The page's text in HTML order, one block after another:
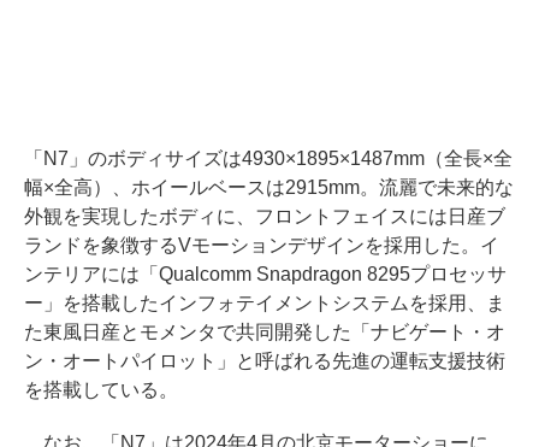
「N7」のボディサイズは4930×1895×1487mm（全長×全
幅×全高）、ホイールベースは2915mm。流麗で未来的な
外観を実現したボディに、フロントフェイスには日産ブ
ランドを象徴するVモーションデザインを採用した。イ
ンテリアには「Qualcomm Snapdragon 8295プロセッサ
ー」を搭載したインフォテイメントシステムを採用、ま
た東風日産とモメンタで共同開発した「ナビゲート・オ
ン・オートパイロット」と呼ばれる先進の運転支援技術
を搭載している。
なお、「N7」は2024年4月の北京モーターショーに